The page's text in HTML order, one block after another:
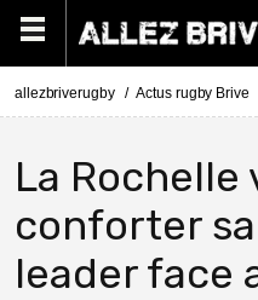
allezbriverugby Actus rugby Brive
La Rochelle
conforter
leader face